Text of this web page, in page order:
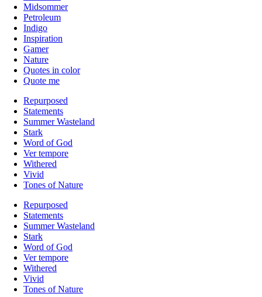
Midsommer
Petroleum
Indigo
Inspiration
Gamer
Nature
Quotes in color
Quote me
Repurposed
Statements
Summer Wasteland
Stark
Word of God
Ver tempore
Withered
Vivid
Tones of Nature
Repurposed
Statements
Summer Wasteland
Stark
Word of God
Ver tempore
Withered
Vivid
Tones of Nature